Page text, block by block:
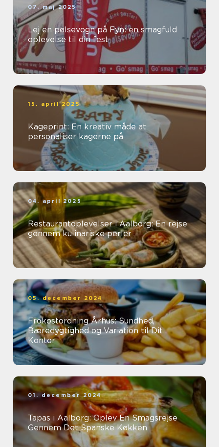
07. maj 2025
Lej en pølsevogn på Fyn: en smagfuld
oplevelse til din fest
15. april 2025
Kageprint: En kreativ måde at
personaliser kagerne på
04. april 2025
Restaurantoplevelser i Aalborg: En rejse
gennem kulinariske perler
05. december 2024
Frokostordning Århus: Sundhed,
Bæredygtighed og Variation til Dit
Kontor
01. december 2024
Tapas i Aalborg: Oplev En Smagsrejse
Gennem Det Spanske Køkken